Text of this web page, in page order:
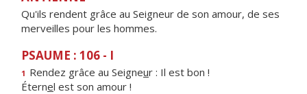
Qu'ils rendent grâce au Seigneur de son amour, de ses
merveilles pour les hommes.
PSAUME : 106 - I
1 Rendez grâce au Seigneur : Il est bon !
Éternel est son amour !